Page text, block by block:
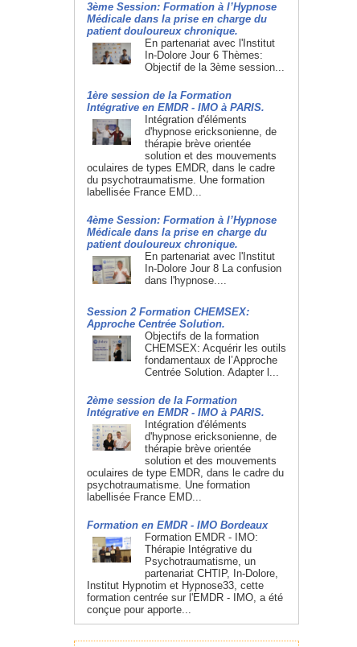
3ème Session: Formation à l’Hypnose
Médicale dans la prise en charge du
patient douloureux chronique.
En partenariat avec l'Institut
In-Dolore Jour 6 Thèmes:
Objectif de la 3ème session...
1ère session de la Formation
Intégrative en EMDR - IMO à PARIS.
Intégration d'éléments
d'hypnose ericksonienne, de
thérapie brève orientée
solution et des mouvements
oculaires de types EMDR, dans le cadre
du psychotraumatisme. Une formation
labellisée France EMD...
4ème Session: Formation à l’Hypnose
Médicale dans la prise en charge du
patient douloureux chronique.
En partenariat avec l'Institut
In-Dolore Jour 8 La confusion
dans l'hypnose....
Session 2 Formation CHEMSEX:
Approche Centrée Solution.
Objectifs de la formation
CHEMSEX: Acquérir les outils
fondamentaux de l’Approche
Centrée Solution. Adapter l...
2ème session de la Formation
Intégrative en EMDR - IMO à PARIS.
Intégration d'éléments
d'hypnose ericksonienne, de
thérapie brève orientée
solution et des mouvements
oculaires de type EMDR, dans le cadre du
psychotraumatisme. Une formation
labellisée France EMD...
Formation en EMDR - IMO Bordeaux
Formation EMDR - IMO:
Thérapie Intégrative du
Psychotraumatisme, un
partenariat CHTIP, In-Dolore,
Institut Hypnotim et Hypnose33, cette
formation centrée sur l'EMDR - IMO, a été
conçue pour apporte...